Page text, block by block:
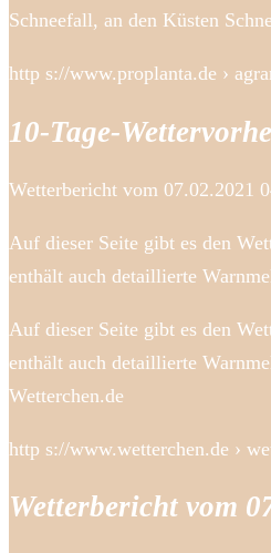
Schneefall, an den Küsten
http s://www.proplanta.de ›
10-Tage-
Wetterbericht vom 07.02.2021
Auf dieser Seite gibt es den
enthält auch detaillierte
Auf dieser Seite gibt es den
enthält auch detaillierte
Wetterchen.de
http s://www.wetterchen.de ›
Wetterbericht vom